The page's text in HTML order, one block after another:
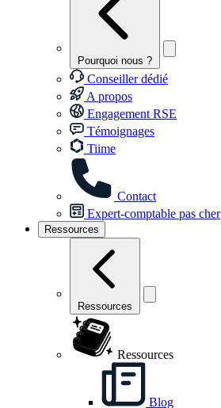
Pourquoi nous ?
Conseiller dédié
A propos
Engagement RSE
Témoignages
Tiime
Contact
Expert-comptable pas cher
Ressources
Ressources
Ressources
Blog